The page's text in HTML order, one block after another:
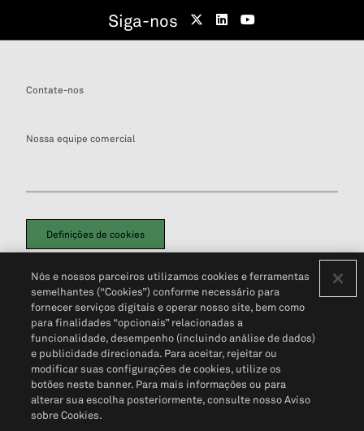
Siga-nos
Contate-nos
Nossa equipe comercial
Definições de cookies
Política de PrivacidadePortal de privacidade do cliente (em inglês)
Não Venda Minhas Informações Pessoais© 2026 S&P Global
Nós e nossos parceiros utilizamos cookies e ferramentas
semelhantes (“Cookies”) conforme necessário para
fornecer serviços digitais e operar nosso site, bem como
para finalidades “opcionais” relacionadas a
funcionalidade, desempenho (incluindo análise de dados)
e publicidade direcionada. Para aceitar, rejeitar ou
modificar suas configurações de cookies, utilize os
botões neste banner. Para mais informações ou para
alterar sua escolha posteriormente, consulte nosso Aviso
sobre Cookies.